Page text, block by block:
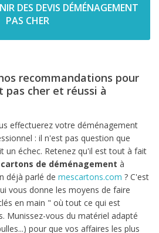
DES DEVIS DÉMÉNAGEMENT
PAS CHER
recommandations pour
pas cher et réussi à
effectuerez votre déménagement
: il n'est pas question que
un échec. Retenez qu'il est tout à fait
cartons de déménagement à
déjà parlé de mescartons.com ? C'est
vous donne les moyens de faire
en main " où tout ce qui est
Munissez-vous du matériel adapté
pour que vos affaires les plus